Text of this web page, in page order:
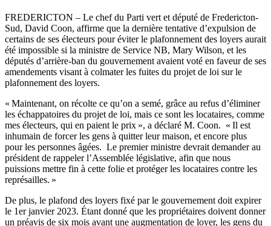
FREDERICTON – Le chef du Parti vert et député de Fredericton-
Sud, David Coon, affirme que la dernière tentative d’expulsion de
certains de ses électeurs pour éviter le plafonnement des loyers aurait
été impossible si la ministre de Service NB, Mary Wilson, et les
députés d’arrière-ban du gouvernement avaient voté en faveur de ses
amendements visant à colmater les fuites du projet de loi sur le
plafonnement des loyers.
« Maintenant, on récolte ce qu’on a semé, grâce au refus d’éliminer
les échappatoires du projet de loi, mais ce sont les locataires, comme
mes électeurs, qui en paient le prix », a déclaré M. Coon. « Il est
inhumain de forcer les gens à quitter leur maison, et encore plus
pour les personnes âgées. Le premier ministre devrait demander au
président de rappeler l’Assemblée législative, afin que nous
puissions mettre fin à cette folie et protéger les locataires contre les
représailles. »
De plus, le plafond des loyers fixé par le gouvernement doit expirer
le 1er janvier 2023. Étant donné que les propriétaires doivent donner
un préavis de six mois avant une augmentation de loyer, les gens du